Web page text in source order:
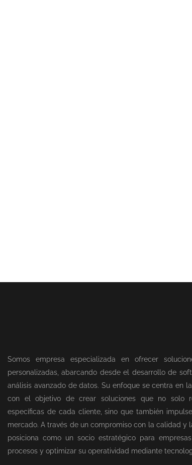
Somos empresa especializada en ofrecer
personalizadas, abarcando desde el desarrollo de
análisis avanzado de datos. Su enfoque se centra en
con el objetivo de crear soluciones que no solo
específicas de cada cliente, sino que también
mercado. A través de un compromiso con la calidad y
posiciona como un socio estratégico para
procesos y optimizar su operatividad mediante